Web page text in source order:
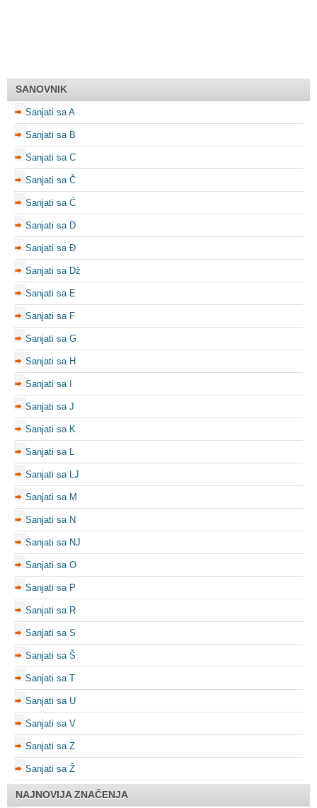
SANOVNIK
Sanjati sa A
Sanjati sa B
Sanjati sa C
Sanjati sa Č
Sanjati sa Ć
Sanjati sa D
Sanjati sa Đ
Sanjati sa Dž
Sanjati sa E
Sanjati sa F
Sanjati sa G
Sanjati sa H
Sanjati sa I
Sanjati sa J
Sanjati sa K
Sanjati sa L
Sanjati sa LJ
Sanjati sa M
Sanjati sa N
Sanjati sa NJ
Sanjati sa O
Sanjati sa P
Sanjati sa R
Sanjati sa S
Sanjati sa Š
Sanjati sa T
Sanjati sa U
Sanjati sa V
Sanjati sa Z
Sanjati sa Ž
NAJNOVIJA ZNAČENJA